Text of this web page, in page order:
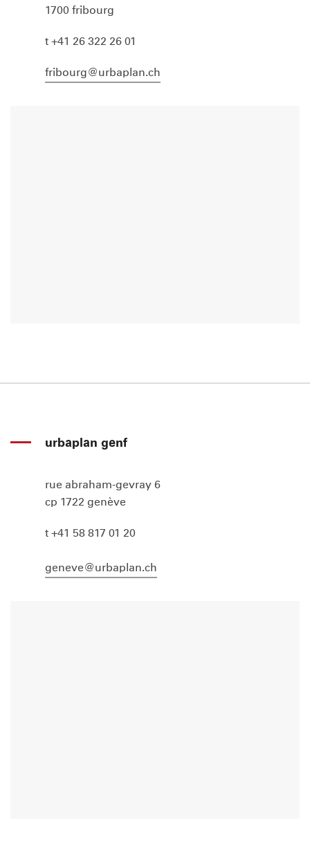
1700 fribourg
t +41 26 322 26 01
fribourg@urbaplan.ch
urbaplan genf
rue abraham-gevray 6
cp 1722 genève
t +41 58 817 01 20
geneve@urbaplan.ch